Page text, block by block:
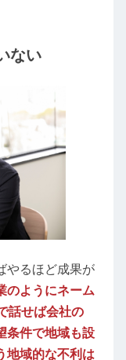
ない
やるほど成果が
のようにネーム
話せば会社の
条件で地域も設
地域的な不利は